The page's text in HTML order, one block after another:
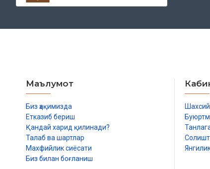
является великим счастьем для нас с вами. Всевышний
благо и одобрил [установил] для вас в качестве
Сообщение о том, что религия была сделана
и что Ислам был одобрен в качестве религии для всех,
вестью не только для мусульман того времени, или
всего человечества. Весть об этой великой радости
человечества, которые оно прилагало в поисках счастья
истории, дав прекрасный результат.
Маълумот
Биз ҳақимизда
Етказиб бериш
Қандай харид қилинади?
Талаб ва шартлар
Махфийлик сиёсати
Биз билан боғланиш